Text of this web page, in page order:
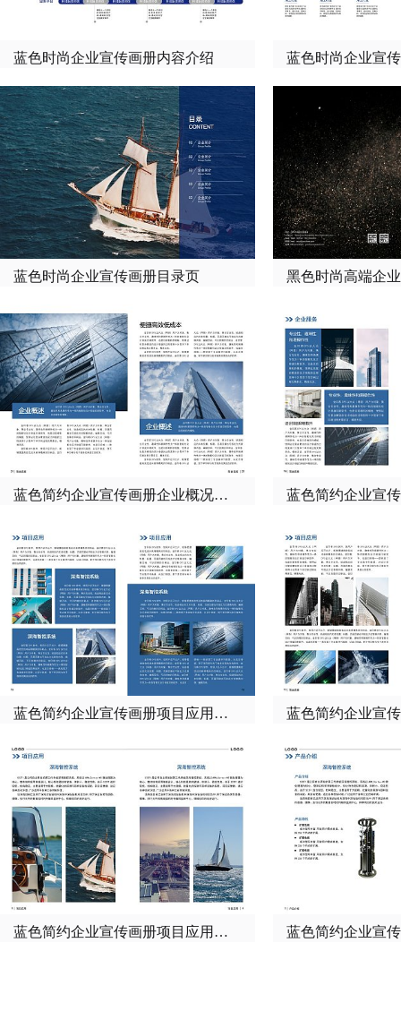
蓝色时尚企业宣传画册内容介绍
蓝色时尚企业宣传画册目录页
蓝色简约企业宣传画册企业概况介绍
蓝色简约企业宣传画册项目应用介绍
蓝色简约企业宣传画册项目应用内容介绍